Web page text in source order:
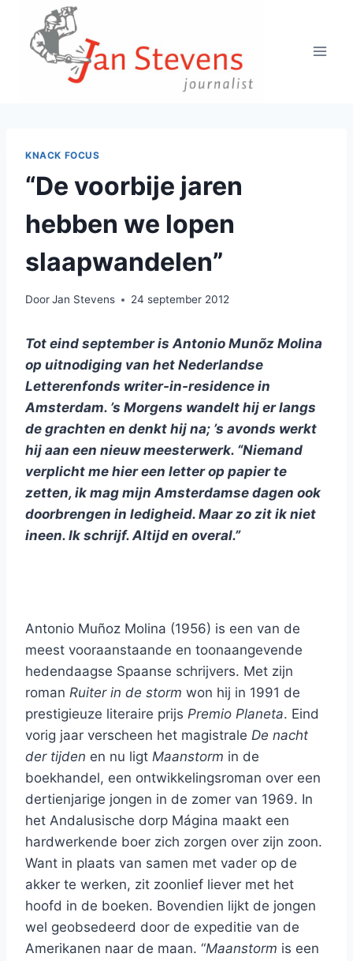
Doorgaan
inhoud
KNACK FOCUS
“De voorbije jaren
hebben we lopen
slaapwandelen”
DoorJan Stevens 24 september 2012
Tot eind september is Antonio Munõz Molina
op uitnodiging van het Nederlandse
Letterenfonds writer-in-residence in
Amsterdam. ’s Morgens wandelt hij er langs
de grachten en denkt hij na; ’s avonds werkt
hij aan een nieuw meesterwerk. “Niemand
verplicht me hier een letter op papier te
zetten, ik mag mijn Amsterdamse dagen ook
doorbrengen in ledigheid. Maar zo zit ik niet
ineen. Ik schrijf. Altijd en overal.”
Antonio Muñoz Molina (1956) is een van de
meest vooraanstaande en toonaangevende
hedendaagse Spaanse schrijvers. Met zijn
roman Ruiter in de storm won hij in 1991 de
prestigieuze literaire prijs Premio Planeta. Eind
vorig jaar verscheen het magistrale De nacht
der tijden en nu ligt Maanstorm in de
boekhandel, een ontwikkelingsroman over een
dertienjarige jongen in de zomer van 1969. In
het Andalusische dorp Mágina maakt een
hardwerkende boer zich zorgen over zijn zoon.
Want in plaats van samen met vader op de
akker te werken, zit zoonlief liever met het
hoofd in de boeken. Bovendien lijkt de jongen
wel geobsedeerd door de expeditie van de
Amerikanen naar de maan. “Maanstorm is een